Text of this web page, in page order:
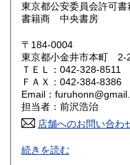
鳥取県
岡山県
山口県
香川県
高知県
佐賀県
東京都公安委員会許可
書籍商 中央書房
〒184-0004
東京都小金井市本町
ＴＥＬ：042-328-8511
ＦＡＸ：042-384-8386
Email：
担当者：前沢浩治
店舗へのお問い合わ
店舗と各地での即売展
ております
続きを読む